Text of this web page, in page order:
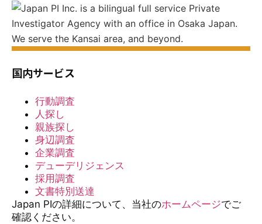
国内サービス
行動調査
人探し
親族探し
身辺調査
企業調査
デューデリジェンス
採用調査
文書特別送達
Japan PIの詳細について、当社のホームページでご
確認ください。